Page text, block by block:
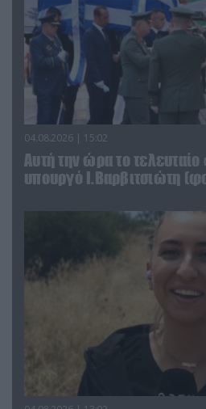
04.08.2026 | 15:02
Αυτή την ώρα το τελευταίο
υπουργό Ι.Βαρβιτσιώτη